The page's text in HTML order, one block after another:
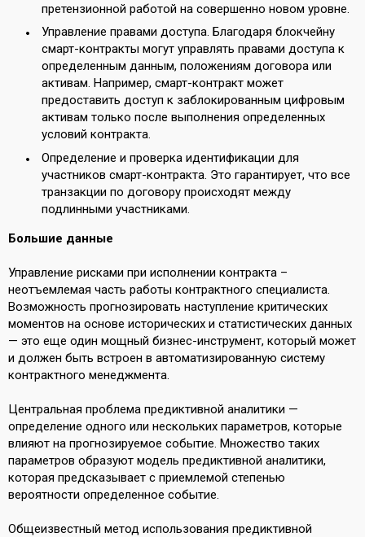
претензионной работой на совершенно новом уровне.
Управление правами доступа. Благодаря блокчейну
смарт-контракты могут управлять правами доступа к
определенным данным, положениям договора или
активам. Например, смарт-контракт может
предоставить доступ к заблокированным цифровым
активам только после выполнения определенных
условий контракта.
Определение и проверка идентификации для
участников смарт-контракта. Это гарантирует, что все
транзакции по договору происходят между
подлинными участниками.
Большие данные
Управление рисками при исполнении контракта –
неотъемлемая часть работы контрактного специалиста.
Возможность прогнозировать наступление критических
моментов на основе исторических и статистических данных
— это еще один мощный бизнес-инструмент, который может
и должен быть встроен в автоматизированную систему
контрактного менеджмента.
Центральная проблема предиктивной аналитики —
определение одного или нескольких параметров, которые
влияют на прогнозируемое событие. Множество таких
параметров образуют модель предиктивной аналитики,
которая предсказывает с приемлемой степенью
вероятности определенное событие.
Общеизвестный метод использования предиктивной